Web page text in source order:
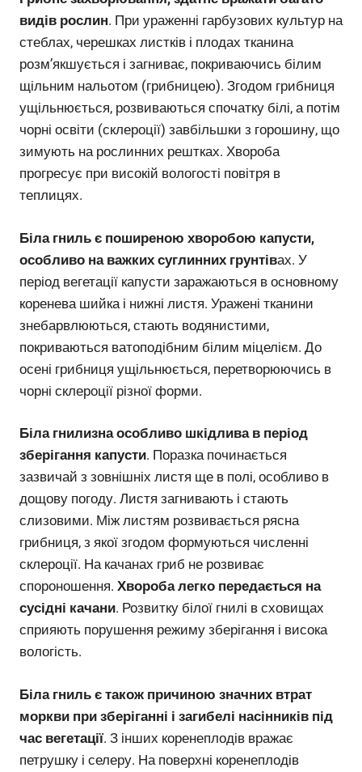
видів рослин. При ураженні гарбузових культур на
стеблах, черешках листків і плодах тканина
розм’якшується і загниває, покриваючись білим
щільним нальотом (грибницею). Згодом грибниця
ущільнюється, розвиваються спочатку білі, а потім
чорні освіти (склероції) завбільшки з горошину, що
зимують на рослинних рештках. Хвороба
прогресує при високій вологості повітря в
теплицях.
Біла гниль є поширеною хворобою капусти,
особливо на важких суглинних грунтівах. У
період вегетації капусти заражаються в основному
коренева шийка і нижні листя. Уражені тканини
знебарвлюються, стають водянистими,
покриваються ватоподібним білим міцелієм. До
осені грибниця ущільнюється, перетворюючись в
чорні склероції різної форми.
Біла гнилизна особливо шкідлива в період
зберігання капусти. Поразка починається
зазвичай з зовнішніх листя ще в полі, особливо в
дощову погоду. Листя загнивають і стають
слизовими. Між листям розвивається рясна
грибниця, з якої згодом формуються численні
склероції. На качанах гриб не розвиває
спороношення. Хвороба легко передається на
сусідні качани. Розвитку білої гнилі в сховищах
сприяють порушення режиму зберігання і висока
вологість.
Біла гниль є також причиною значних втрат
моркви при зберіганні і загибелі насінників під
час вегетації. З інших коренеплодів вражає
петрушку і селеру. На поверхні коренеплодів